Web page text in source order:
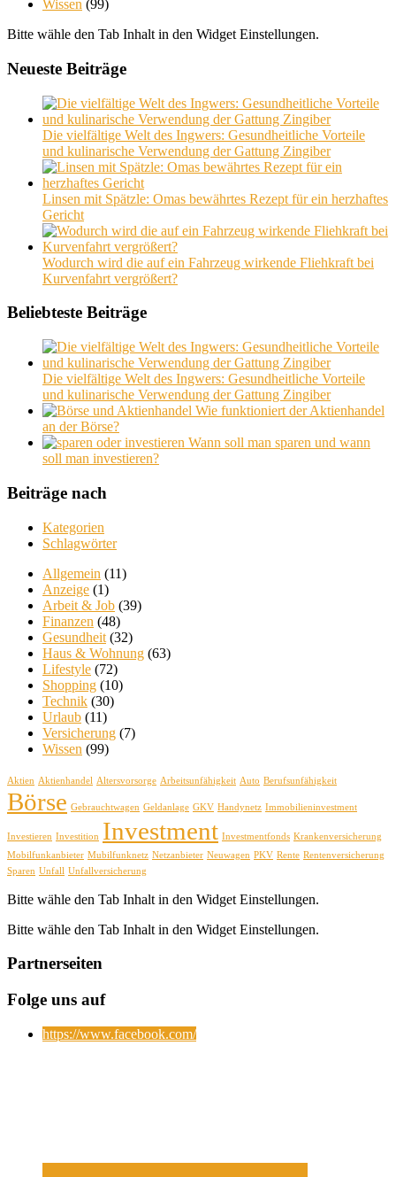
Wissen (99)
Bitte wähle den Tab Inhalt in den Widget Einstellungen.
Neueste Beiträge
Die vielfältige Welt des Ingwers: Gesundheitliche Vorteile
und kulinarische Verwendung der Gattung Zingiber
Linsen mit Spätzle: Omas bewährtes Rezept für ein herzhaftes
Gericht
Wodurch wird die auf ein Fahrzeug wirkende Fliehkraft bei
Kurvenfahrt vergrößert?
Beliebteste Beiträge
Die vielfältige Welt des Ingwers: Gesundheitliche Vorteile
und kulinarische Verwendung der Gattung Zingiber
Wie funktioniert der Aktienhandel
an der Börse?
Wann soll man sparen und wann
soll man investieren?
Beiträge nach
Kategorien
Schlagwörter
Allgemein (11)
Anzeige (1)
Arbeit & Job (39)
Finanzen (48)
Gesundheit (32)
Haus & Wohnung (63)
Lifestyle (72)
Shopping (10)
Technik (30)
Urlaub (11)
Versicherung (7)
Wissen (99)
Aktien Aktienhandel Altersvorsorge Arbeitsunfähigkeit Auto Berufsunfähigkeit
Börse Gebrauchtwagen Geldanlage GKV Handynetz Immobilieninvestment
Investieren Investition Investment Investmentfonds Krankenversicherung
Mobilfunkanbieter Mubilfunknetz Netzanbieter Neuwagen PKV Rente Rentenversicherung
Sparen Unfall Unfallversicherung
Bitte wähle den Tab Inhalt in den Widget Einstellungen.
Bitte wähle den Tab Inhalt in den Widget Einstellungen.
Partnerseiten
Folge uns auf
https://www.facebook.com/